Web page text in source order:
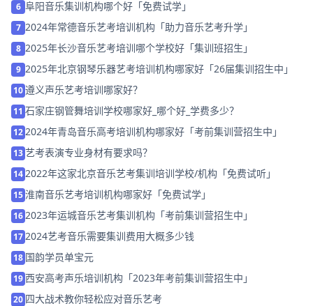
6 阜阳音乐集训机构哪个好「免费试学」
7 2024年常德音乐艺考培训机构「助力音乐艺考升学」
8 2025年长沙音乐艺考培训哪个学校好「集训班招生」
9 2025年北京钢琴乐器艺考培训机构哪家好「26届集训招生中」
10遵义声乐艺考培训哪家好？
11 石家庄钢管舞培训学校哪家好_哪个好_学费多少？
122024年青岛音乐高考培训机构哪家好「考前集训营招生中」
13艺考表演专业身材有要求吗？
142022年这家北京音乐艺考集训培训学校/机构「免费试听」
15淮南音乐艺考培训机构哪家好「免费试学」
162023年运城音乐艺考集训机构「考前集训营招生中」
172024艺考音乐需要集训费用大概多少钱
18 国韵学员单宝元
19西安高考声乐培训机构「2023年考前集训营招生中」
20 四大战术教你轻松应对音乐艺考